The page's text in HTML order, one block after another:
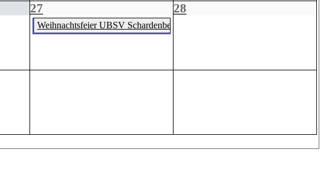
27 28
Weihnachtsfeier UBSV Schardenberg